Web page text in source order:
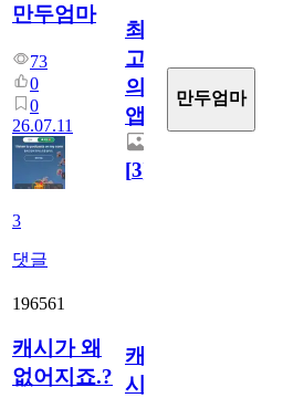
만두엄마
73
0
0
26.07.11
3
댓글
최
고
의
앱.
[3]
만두엄마
196561
캐시가 왜
없어지죠.?
캐
시